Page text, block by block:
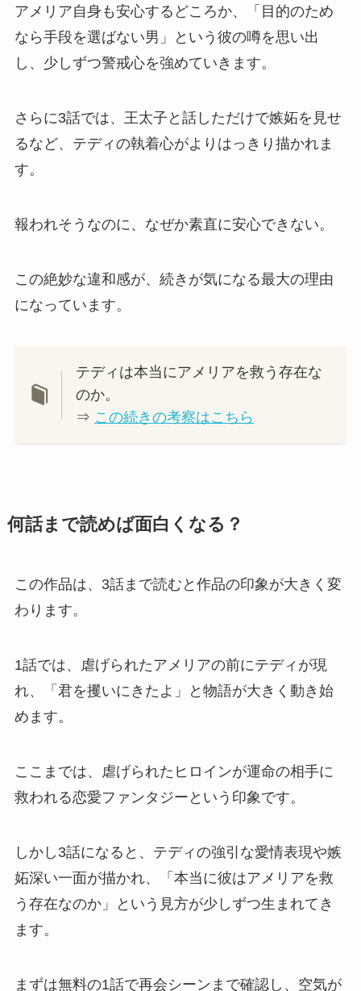
アメリア自身も安心するどころか、「目的のため
なら手段を選ばない男」という彼の噂を思い出
し、少しずつ警戒心を強めていきます。
さらに3話では、王太子と話しただけで嫉妬を見せ
るなど、テディの執着心がよりはっきり描かれま
す。
報われそうなのに、なぜか素直に安心できない。
この絶妙な違和感が、続きが気になる最大の理由
になっています。
テディは本当にアメリアを救う存在な
のか。
⇒ この続きの考察はこちら
何話まで読めば面白くなる？
この作品は、3話まで読むと作品の印象が大きく変
わります。
1話では、虐げられたアメリアの前にテディが現
れ、「君を攫いにきたよ」と物語が大きく動き始
めます。
ここまでは、虐げられたヒロインが運命の相手に
救われる恋愛ファンタジーという印象です。
しかし3話になると、テディの強引な愛情表現や嫉
妬深い一面が描かれ、「本当に彼はアメリアを救
う存在なのか」という見方が少しずつ生まれてき
ます。
まずは無料の1話で再会シーンまで確認し、空気が